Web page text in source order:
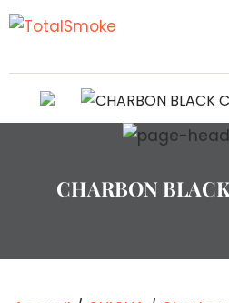
CHARBON